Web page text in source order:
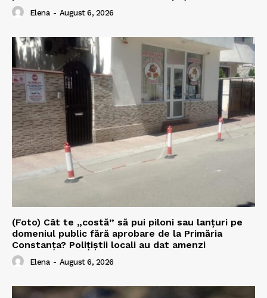
Elena - August 6, 2026
(Foto) Cât te „costă” să pui piloni sau lanțuri pe
domeniul public fără aprobare de la Primăria
Constanța? Polițiștii locali au dat amenzi
Elena - August 6, 2026